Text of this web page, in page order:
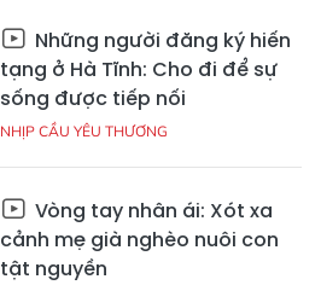
Những người đăng ký hiến
tạng ở Hà Tĩnh: Cho đi để sự
sống được tiếp nối
NHỊP CẦU YÊU THƯƠNG
Vòng tay nhân ái: Xót xa
cảnh mẹ già nghèo nuôi con
tật nguyền